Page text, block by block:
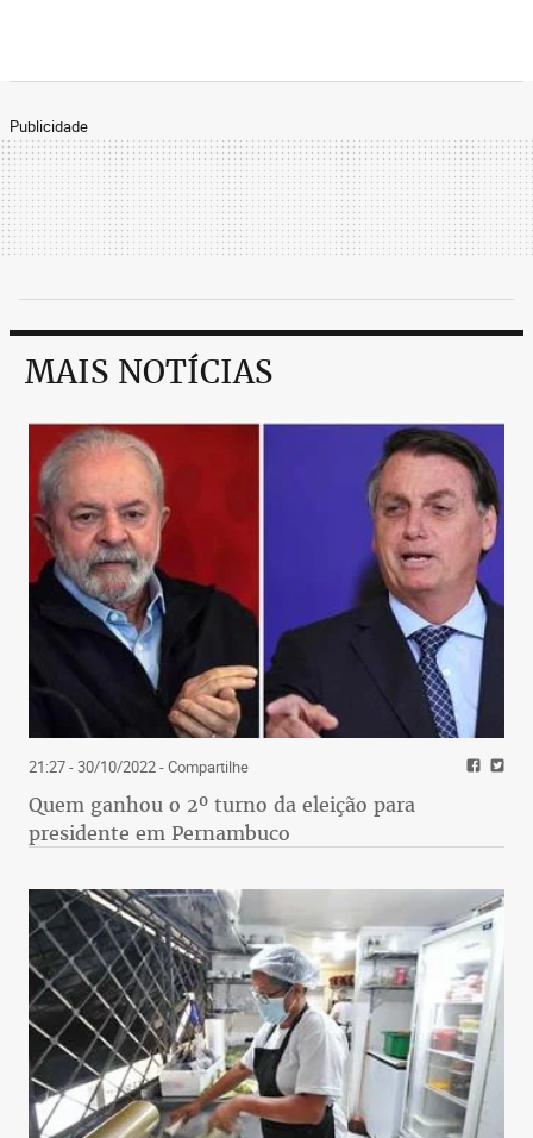
Publicidade
MAIS NOTÍCIAS
21:27 - 30/10/2022- Compartilhe
Quem ganhou o 2º turno da eleição para
presidente em Pernambuco